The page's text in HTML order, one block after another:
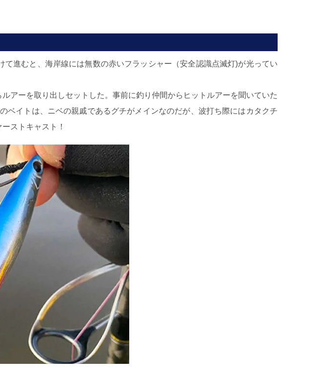
進むと、海岸線には無数の赤いフラッシャー（安全認識点滅灯)が光ってい
アーを取り出しセットした。事前に釣り仲間からヒットルアーを聞いていた
ベイトは、ニベの親戚であるグチがメインなのだが、波打ち際にはカタクチ
ストキャスト！